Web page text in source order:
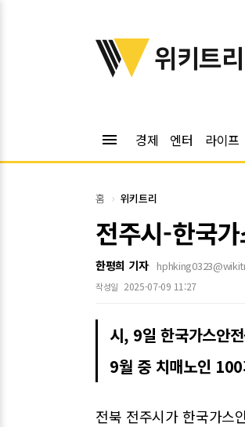
위키트리
위키트리
menu 경제 엔터 라이프
홈 위키트리
전주시-한국
한평희 기자
작성일 2025-07-09 11:27
시, 9일 한국가스안
9월 중 치매노인
전북 전주시가 한국가스